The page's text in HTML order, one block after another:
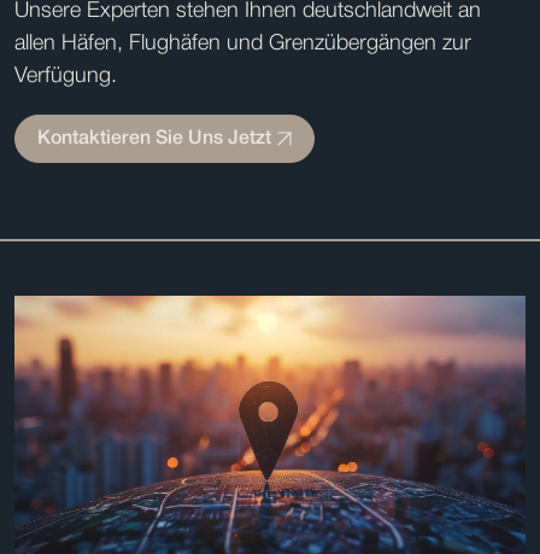
Unsere Experten stehen Ihnen deutschlandweit an
allen Häfen, Flughäfen und Grenzübergängen zur
Verfügung.
Kontaktieren Sie Uns Jetzt